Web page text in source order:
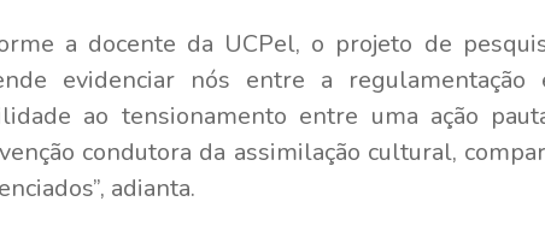
a docente da UCPel, o projeto de
evidenciar nós entre a
ao tensionamento entre uma ação
condutora da assimilação cultural,
adianta.